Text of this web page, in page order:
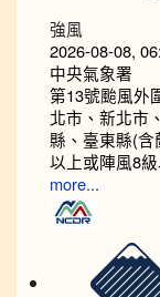
強風
2026-08-08,
中央氣象署
第13號颱風外
北市、新北市
縣、臺東縣(
以上或陣風8
more...